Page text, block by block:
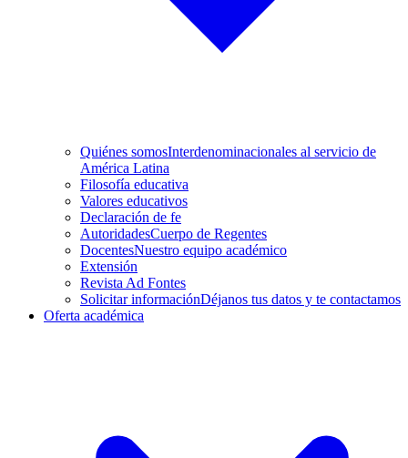
Quiénes somosInterdenominacionales al servicio de
América Latina
Filosofía educativa
Valores educativos
Declaración de fe
AutoridadesCuerpo de Regentes
DocentesNuestro equipo académico
Extensión
Revista Ad Fontes
Solicitar informaciónDéjanos tus datos y te contactamos
Oferta académica